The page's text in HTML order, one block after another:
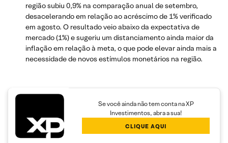
região subiu 0,9% na comparação anual de setembro,
desacelerando em relação ao acréscimo de 1% verificado
em agosto. O resultado veio abaixo da expectativa de
mercado (1%) e sugeriu um distanciamento ainda maior da
inflação em relação à meta, o que pode elevar ainda mais a
necessidade de novos estímulos monetários na região.
Se você ainda não tem conta na XP
Investimentos, abra a sua!
CLIQUE AQUI